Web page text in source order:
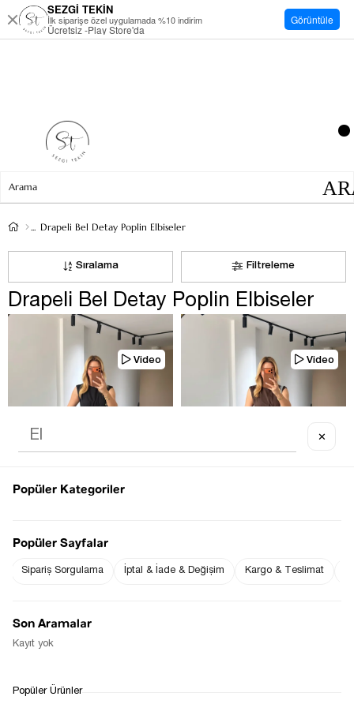
Drapeli Bel Detay Poplin Elbiseler
Filtreleme
Sıralama
Drapeli Bel Detay Poplin Elbiseler
DRAPELI BEL DETAY SIYAH POPLIN
Video
DRAPELI BEL DETAY KAHVE
Video
SEZGİ TEKİN
İlk siparişe özel uygulamada %10 indirim
Ücretsiz -Play Store'da
Görüntüle
✕
Popüler Kategoriler
Popüler Sayfalar
Sipariş Sorgulama İptal & İade & Değişim Kargo & Teslimat
Son Aramalar
Kayıt yok
Popüler Ürünler